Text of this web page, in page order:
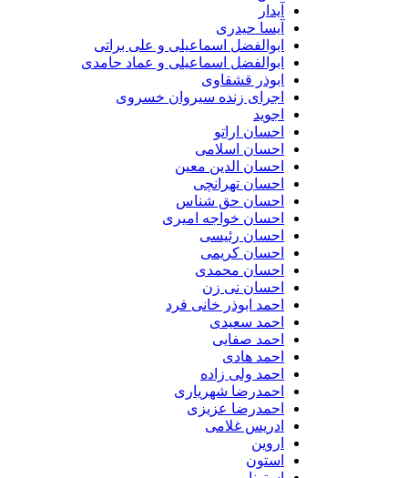
آیسا حیدری
ابوالفضل اسماعیلی و علی براتی
ابوالفضل اسماعیلی و عماد حامدی
ابوذر قشقاوی
اجرای زنده سیروان خسروی
احسان اراتو
احسان اسلامی
احسان الدین معین
احسان تهرانچی
احسان حق شناس
احسان خواجه امیری
احسان رئیسی
احسان کریمی
احسان محمدی
احسان نی زن
احمد ابوذر خانی فرد
احمد سعیدی
احمد صفایی
احمد هادی
احمد ولی زاده
احمدرضا شهریاری
احمدرضا عزیزی
ادریس غلامی